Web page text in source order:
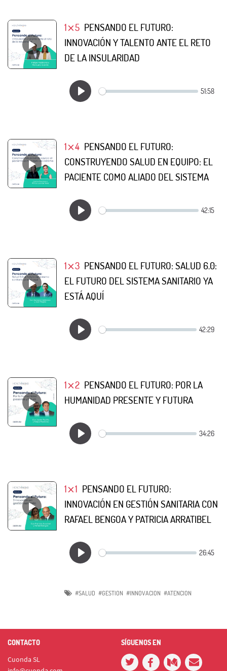
1⨯5 PENSANDO EL FUTURO:
INNOVACIÓN Y TALENTO ANTE EL RETO
DE LA INSULARIDAD
1⨯4 PENSANDO EL FUTURO:
CONSTRUYENDO SALUD EN EQUIPO: EL
PACIENTE COMO ALIADO DEL SISTEMA
1⨯3 PENSANDO EL FUTURO: SALUD 6.0:
EL FUTURO DEL SISTEMA SANITARIO YA
ESTÁ AQUÍ
1⨯2 PENSANDO EL FUTURO: POR LA
HUMANIDAD PRESENTE Y FUTURA
1⨯1 PENSANDO EL FUTURO:
INNOVACIÓN EN GESTIÓN SANITARIA CON
RAFAEL BENGOA Y PATRICIA ARRATIBEL
#SALUD #GESTION #INNOVACION #ATENCION
CONTACTO
Cuonda SL
SÍGUENOS EN